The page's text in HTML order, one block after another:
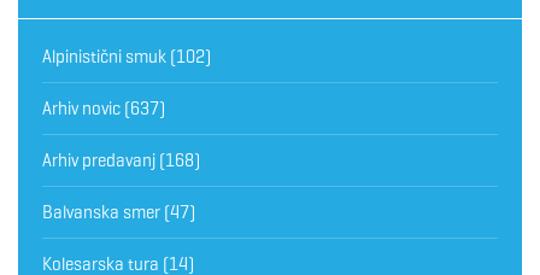
Alpinistični smuk (102)
Arhiv novic (637)
Arhiv predavanj (168)
Balvanska smer (47)
Kolesarska tura (14)